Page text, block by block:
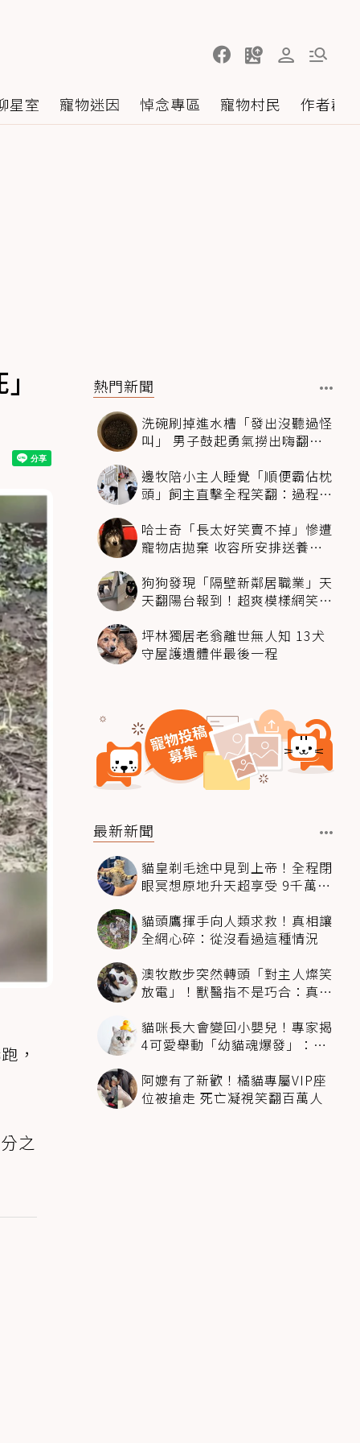
星室 寵物迷因 悼念專區 寵物村民 作者群
，
之
熱門新聞
洗碗刷掉進水槽「發出沒聽過怪
叫」 男子鼓起勇氣撈出嗨翻：
邊牧陪小主人睡覺「順便霸佔枕
頭」飼主直擊全程笑翻：過程絲
哈士奇「長太好笑賣不掉」慘遭
寵物店拋棄 收容所安排送養活
狗狗發現「隔壁新鄰居職業」天
天翻陽台報到！超爽模樣網笑
坪林獨居老翁離世無人知 13犬
守屋護遺體伴最後一程
最新新聞
貓皇剃毛途中見到上帝！全程閉
眼冥想原地升天超享受 9千萬人
貓頭鷹揮手向人類求救！真相讓
全網心碎：從沒看過這種情況
澳牧散步突然轉頭「對主人燦笑
放電」！獸醫指不是巧合：真相
貓咪長大會變回小嬰兒！專家揭
4可愛舉動「幼貓魂爆發」：本
阿嬤有了新歡！橘貓專屬VIP座
位被搶走 死亡凝視笑翻百萬人